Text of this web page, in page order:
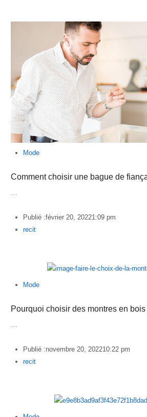
Mode
Comment choisir une bague de
…
Publié :février 20, 20221:09 pm
Author
recit
Mode
Pourquoi choisir des montres en bois
…
Publié :novembre 20, 202210:22 pm
Author
recit